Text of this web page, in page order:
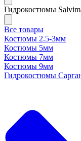
Гидрокостюмы
Все товары
Костюмы 2.5-3мм
Костюмы 5мм
Костюмы 7мм
Костюмы 9мм
Гидрокостюмы